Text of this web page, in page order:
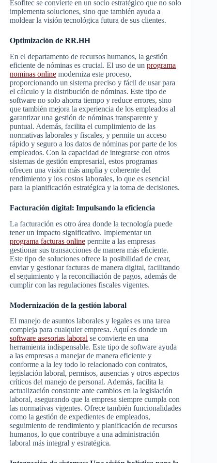
Esofitec se convierte en un socio estratégico que no solo
implementa soluciones, sino que también ayuda a
moldear la visión tecnológica futura de sus clientes.
Optimización de RR.HH
En el departamento de recursos humanos, la gestión
eficiente de nóminas es crucial. El uso de un programa
nominas online moderniza este proceso,
proporcionando un sistema preciso y fácil de usar para
el cálculo y la distribución de nóminas. Este tipo de
software no solo ahorra tiempo y reduce errores, sino
que también mejora la experiencia de los empleados al
garantizar una gestión de nóminas transparente y
puntual. Además, facilita el cumplimiento de las
normativas laborales y fiscales, y permite un acceso
rápido y seguro a los datos de nóminas por parte de los
empleados. Con la capacidad de integrarse con otros
sistemas de gestión empresarial, estos programas
ofrecen una visión más amplia y coherente del
rendimiento y los costos laborales, lo que es esencial
para la planificación estratégica y la toma de decisiones.
Facturación digital: Impulsando la eficiencia
La facturación es otro área donde la tecnología puede
tener un impacto significativo. Implementar un
programa facturas online permite a las empresas
gestionar sus transacciones de manera más eficiente.
Este tipo de soluciones ofrece la posibilidad de crear,
enviar y gestionar facturas de manera digital, facilitando
el seguimiento y la reconciliación de pagos, además de
cumplir con las regulaciones fiscales vigentes.
Modernización de la gestión laboral
El manejo de asuntos laborales y legales es una tarea
compleja para cualquier empresa. Aquí es donde un
software asesorias laboral se convierte en una
herramienta indispensable. Este tipo de software ayuda
a las empresas a manejar de manera eficiente y
conforme a la ley todo lo relacionado con contratos,
legislación laboral, permisos, ausencias y otros aspectos
críticos del manejo de personal. Además, facilita la
actualización constante ante cambios en la legislación
laboral, asegurando que la empresa siempre cumpla con
las normativas vigentes. Ofrece también funcionalidades
como la gestión de expedientes de empleados,
seguimiento de rendimiento y planificación de recursos
humanos, lo que contribuye a una administración
laboral más integral y estratégica.